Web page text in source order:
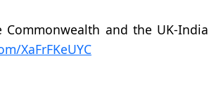
and the UK-India
XaFrFKeUYC